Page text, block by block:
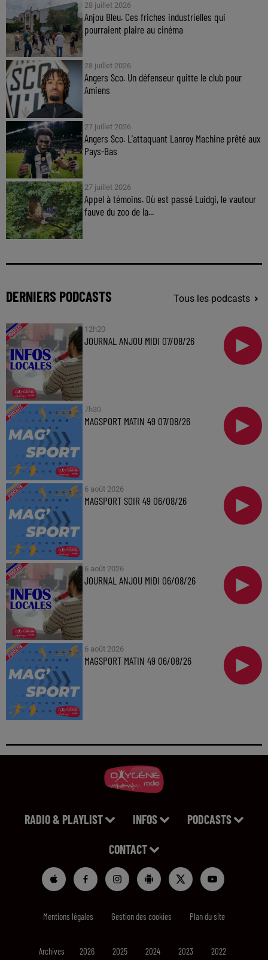
28 juillet 2026
Anjou Bleu. Ces friches industrielles qui
pourraient plaire au cinéma
28 juillet 2026
Angers Sco. Un défenseur quitte le club pour
Amiens
27 juillet 2026
Angers Sco. L'attaquant Lanroy Machine prêté aux
Pays-Bas
27 juillet 2026
Appel à témoins. Où est passé Luidgi, le vautour
fauve du zoo de la...
DERNIERS PODCASTS Tous les podcasts
12h20
JOURNAL ANJOU MIDI 07/08/26
7h30
MAGSPORT MATIN 49 07/08/26
6 août 2026
MAGSPORT SOIR 49 06/08/26
6 août 2026
JOURNAL ANJOU MIDI 06/08/26
6 août 2026
MAGSPORT MATIN 49 06/08/26
RADIO & PLAYLIST INFOS PODCASTS
CONTACT
Mentions légales Gestion des cookies Plan du site
Archives 2026 2025 2024 2023 2022